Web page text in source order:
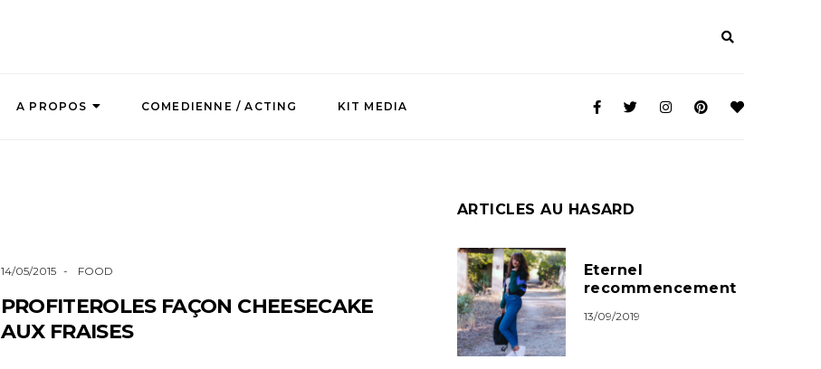
A PROPOS COMEDIENNE / ACTING KIT MEDIA
14/05/2015 FOOD
PROFITEROLES FAÇON CHEESECAKE
AUX FRAISES
ARTICLES AU HASARD
Eternel
recommencement
13/09/2019